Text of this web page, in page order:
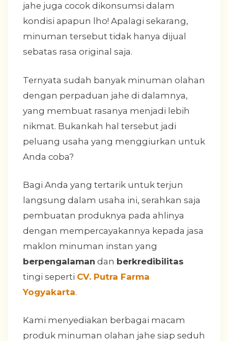
jahe juga cocok dikonsumsi dalam
kondisi apapun lho! Apalagi sekarang,
minuman tersebut tidak hanya dijual
sebatas rasa original saja.
Ternyata sudah banyak minuman olahan
dengan perpaduan jahe di dalamnya,
yang membuat rasanya menjadi lebih
nikmat. Bukankah hal tersebut jadi
peluang usaha yang menggiurkan untuk
Anda coba?
Bagi Anda yang tertarik untuk terjun
langsung dalam usaha ini, serahkan saja
pembuatan produknya pada ahlinya
dengan mempercayakannya kepada jasa
maklon minuman instan yang
berpengalaman dan berkredibilitas
tingi seperti CV. Putra Farma
Yogyakarta.
Kami menyediakan berbagai macam
produk minuman olahan jahe siap seduh